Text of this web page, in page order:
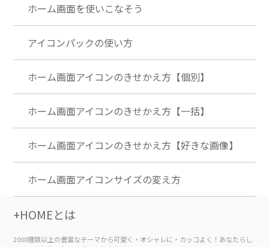
ホーム画面を使いこなそう
アイコンパックの使い方
ホーム画面アイコンのきせかえ方【個別】
ホーム画面アイコンのきせかえ方【一括】
ホーム画面アイコンのきせかえ方【好きな画像】
ホーム画面アイコンサイズの変え方
+HOMEとは
2000種類以上の豊富なテーマから可愛く・オシャレに・カッコよく！あなたらし